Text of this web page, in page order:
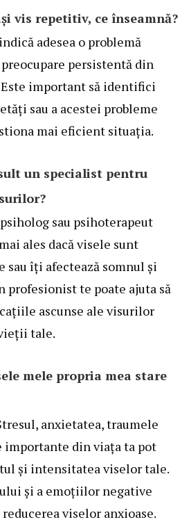
vis repetitiv, ce înseamnă?
adesea o problemă
persistentă din
important să identifici
sau a acestei probleme
mai eficient situația.
un specialist pentru
sau psihoterapeut
ales dacă visele sunt
sau îți afectează somnul și
profesionist te poate ajuta să
ascunse ale visurilor
tale.
mele propria mea stare
anxietatea, traumele
importante din viața ta pot
și intensitatea viselor tale.
și a emoțiilor negative
viselor anxioase.